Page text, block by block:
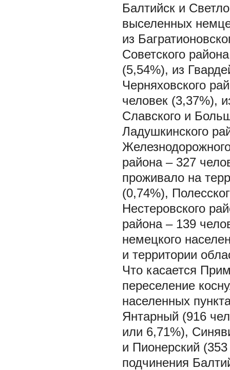
Балтийск и
выселенных
из
Советского
(5,54%), из
Черняховского
человек (3,37%),
Славского и
Ладушкинского
района – 327
проживало на
(0,74%),
Нестеровского
района – 139
немецкого
и территории
Что касается
переселение
населенных
Янтарный (916
или 6,71%),
и Пионерский
подчинения